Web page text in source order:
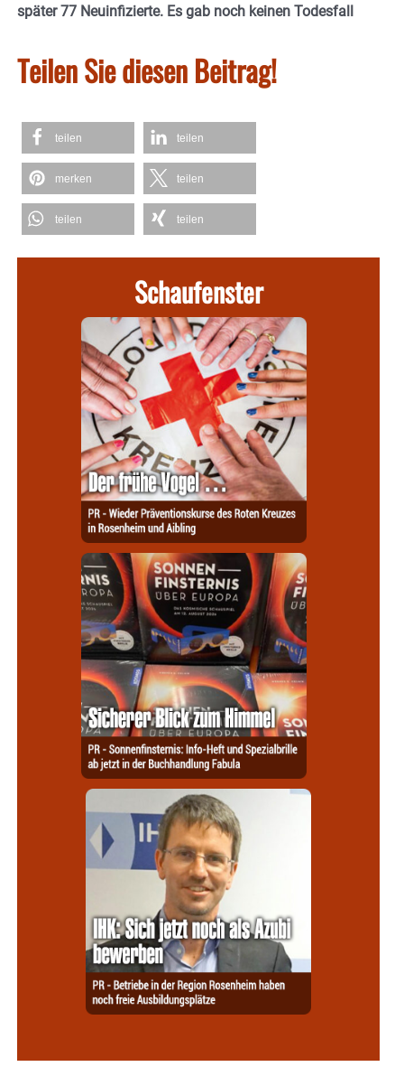
später 77 Neuinfizierte. Es gab noch keinen Todesfall
Teilen Sie diesen Beitrag!
teilen teilen
merken teilen
teilen teilen
Schaufenster